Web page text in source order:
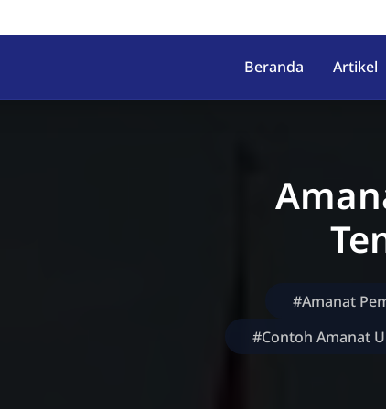
Kec. Lumbir, Kab.
Beranda Artikel
#Amanat
#Contoh Amanat